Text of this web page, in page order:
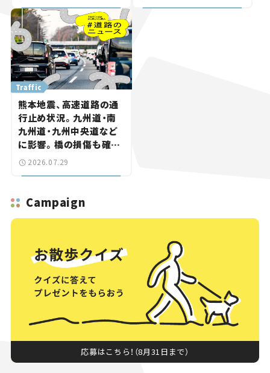
Traffic
熊本地震、高速道路の通
行止め状況。九州道・南
九州道・九州中央道など
に影響。橋の損傷も確認
【道路のニュース】
2026.07.29
Campaign
応募はこちら！（8月31日まで）